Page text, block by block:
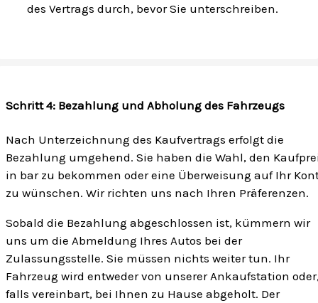
des Vertrags durch, bevor Sie unterschreiben.
Schritt 4: Bezahlung und Abholung des Fahrzeugs
Nach Unterzeichnung des Kaufvertrags erfolgt die
Bezahlung umgehend. Sie haben die Wahl, den
in bar zu bekommen oder eine Überweisung auf Ihr
zu wünschen. Wir richten uns nach Ihren Präferenzen.
Sobald die Bezahlung abgeschlossen ist, kümmern wir
uns um die Abmeldung Ihres Autos bei der
Zulassungsstelle. Sie müssen nichts weiter tun. Ihr
Fahrzeug wird entweder von unserer Ankaufstation
falls vereinbart, bei Ihnen zu Hause abgeholt. Der